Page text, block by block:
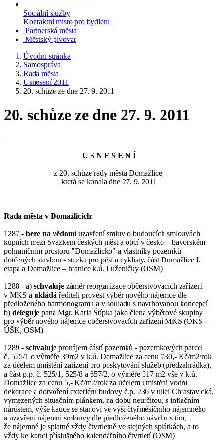
Sociální služby
Kontaktní místo pro bydlení
Partnerská města
Městský pivovar
Úvodní stránka
Samospráva
Rada města
Usnesení 2011
20. schůze ze dne 27. 9. 2011
20. schůze ze dne 27. 9. 2011
-
U S N E S E N Í
z 20. schůze rady města Domažlice,
která se konala dne 27. 9. 2011
Rada města v Domažlicích:
1287 - bere na vědomíuzavření smluv o budoucích smlouvách
kupních mezi Svazkem českých měst a obcí v česko – bavorském
pohraničním prostoru "Domažlicko" a vlastníky pozemků
dotčených stavbou - stezka pro pěší a cyklisty, část Domažlice I.
etapa a Domažlice – hranice k.ú. Luženičky (OSM)
1288 - a) schvaluje záměr reorganizace občerstvovacích zařízení
v MKS a ukládá řediteli provést výběr nového nájemce dle
předloženého harmonogramu a v souladu s navrhovanou koncepcí
b) deleguje pana Mgr. Karla Štípka jako člena výběrové skupiny
pro výběr nového nájemce občerstvovacích zařízení MKS (OKS -
ÚŠK, OSM)
1289 - schvaluje pronájem částí pozemků - pozemkových parcel
č. 525/1 o výměře 39m2 v k.ú. Domažlice za cenu 730,- Kč/m2/rok
za účelem umístění zařízení pro poskytování služeb (předzahrádka),
a část p.p. č. 525/1, 525/8 a 657/2, o výměře 317 m2 vše v k.ú.
Domažlice za cenu 5,- Kč/m2/rok za účelem umístění vodní
dekorace a dotvoření exteriéru budovy č.p. 236 v ulici Chrastavická,
vymezených situačním plánkem, na dobu neurčitou, s inflačním
nárůstem, výše kauce se stanoví ve výši čtyřměsíčního nájemného
a uzavření nájemní smlouvy dle předloženého návrhu s tím,
že nájemné je splatné vždy čtvrtletně ve stejných splátkách, a to
vždy ke konci příslušného kalendářního čtvrtletí (OSM)